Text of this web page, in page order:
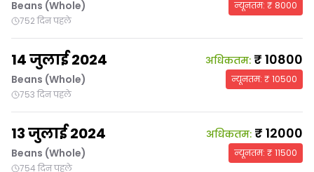
Beans (Whole)
752 दिन पहले
न्यूनतम: ₹ 8000
14 जुलाई 2024
Beans (Whole)
753 दिन पहले
अधिकतम: ₹ 10800
न्यूनतम: ₹10500
13 जुलाई 2024
Beans (Whole)
754 दिन पहले
अधिकतम: ₹ 12000
न्यूनतम: ₹11500